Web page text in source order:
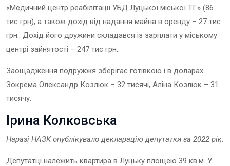
«Медичний центр реабілітації УБД Луцької міської ТГ» (86
тис грн), а також дохід від надання майна в оренду – 27 тис
грн.. Дохід його дружини складався із зарплати у міському
центрі зайнятості – 247 тис грн..
Заощадження подружжя зберігає готівкою і в доларах.
Зокрема Олександр Козлюк – 32 тисячі, Аліна Козлюк – 31
тисячу.
Ірина Колковська
Наразі НАЗК опублікувало декларацію депутатки за 2022 рік.
Депутатці належить квартира в Луцьку площею 39 кв.м. У